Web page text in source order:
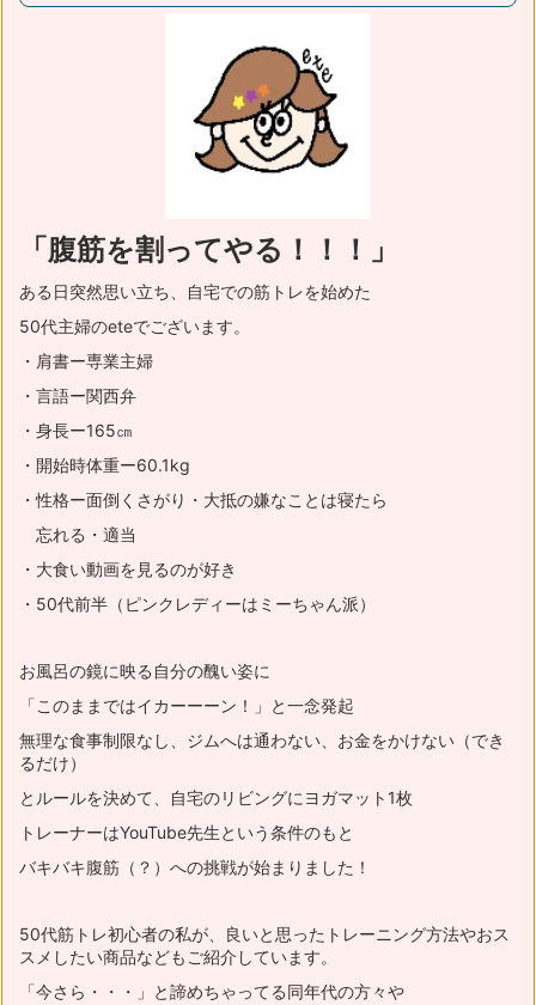
「腹筋を割ってやる！！！」
ある日突然思い立ち、自宅での筋トレを始めた
50代主婦のeteでございます。
・肩書ー専業主婦
・言語ー関西弁
・身長ー165㎝
・開始時体重ー60.1kg
・性格ー面倒くさがり・大抵の嫌なことは寝たら
忘れる・適当
・大食い動画を見るのが好き
・50代前半（ピンクレディーはミーちゃん派）
お風呂の鏡に映る自分の醜い姿に
「このままではイカーーーン！」と一念発起
無理な食事制限なし、ジムへは通わない、お金をかけない（でき
るだけ）
とルールを決めて、自宅のリビングにヨガマット1枚
トレーナーはYouTube先生という条件のもと
バキバキ腹筋（？）への挑戦が始まりました！
50代筋トレ初心者の私が、良いと思ったトレーニング方法やおス
スメ したい商品などもご紹介しています。
「今さら・・・」と諦めちゃってる同年代の方々や